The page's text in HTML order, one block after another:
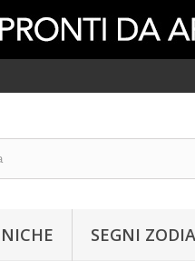
SEGNI